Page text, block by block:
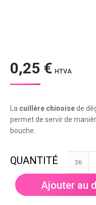
0,25 € HTVA
La cuillère chinoisede
permet de servir de
bouche.
Ajouter au